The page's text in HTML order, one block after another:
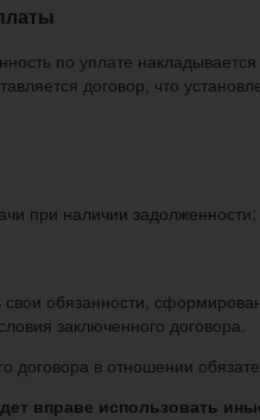
по уплате
договор, что
при наличии задолженности;
обязанности,
заключенного договора.
договора в отношении
вправе использовать